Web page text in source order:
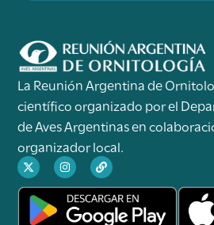
La Reunión Argentina de
científico organizado por el
de Aves Argentinas en
organizador local.